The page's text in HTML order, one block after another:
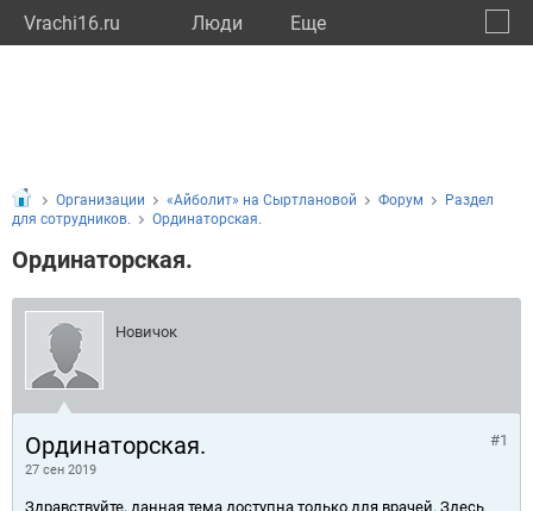
Vrachi16.ru Люди Eще
Организации «Айболит» на Сыртлановой Форум
Раздел
для сотрудников.
Ординаторская.
Ординаторская.
Новичок
Ординаторская.
27 сен 2019
#1
Здравствуйте, данная тема доступна только для врачей. Здесь